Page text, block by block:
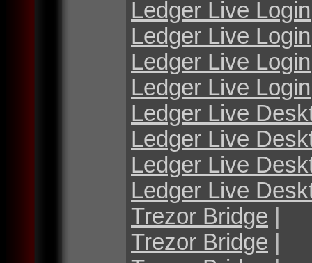
Ledger Live Login
Ledger Live Login
Ledger Live Login
Ledger Live Login
Ledger Live
Ledger Live
Ledger Live
Ledger Live
Trezor Bridge |
Trezor Bridge |